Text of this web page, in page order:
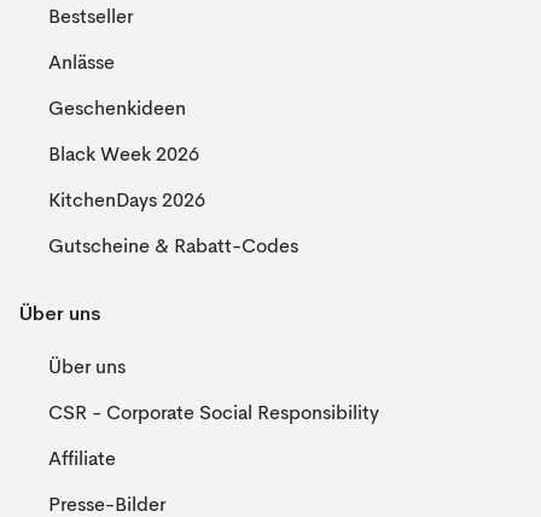
Bestseller
Anlässe
Geschenkideen
Black Week 2026
KitchenDays 2026
Gutscheine & Rabatt-Codes
Über uns
Über uns
CSR - Corporate Social Responsibility
Affiliate
Presse-Bilder